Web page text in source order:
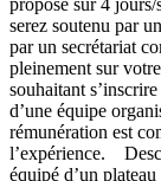
serez soutenu par
par un secrétariat
pleinement sur
souhaitant
d’une équipe
rémunération est
l’expérience.
équipé d’un